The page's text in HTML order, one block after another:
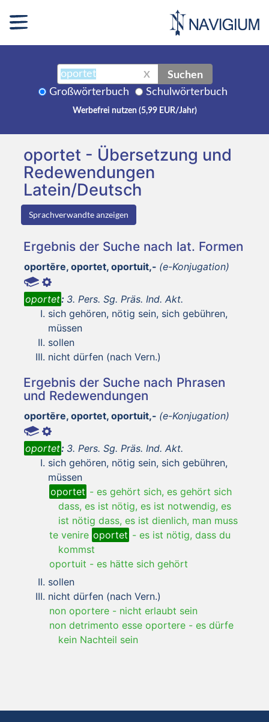
X Suchen
Großwörterbuch Schulwörterbuch
Werbefrei nutzen (5,99 EUR/Jahr)
oportet - Übersetzung und
Redewendungen
Latein/Deutsch
Sprachverwandte anzeigen
Ergebnis der Suche nach lat. Formen
oportēre, oportet, oportuit,- (e-Konjugation)
oportet: 3. Pers. Sg. Präs. Ind. Akt.
sich gehören, nötig sein, sich gebühren,
müssen
sollen
nicht dürfen (nach Vern.)
Ergebnis der Suche nach Phrasen
und Redewendungen
oportēre, oportet, oportuit,- (e-Konjugation)
oportet: 3. Pers. Sg. Präs. Ind. Akt.
sich gehören, nötig sein, sich gebühren,
müssen
oportet - es gehört sich, es gehört sich
dass, es ist nötig, es ist notwendig, es
ist nötig dass, es ist dienlich, man muss
te venire oportet - es ist nötig, dass du
kommst
oportuit - es hätte sich gehört
sollen
nicht dürfen (nach Vern.)
non oportere - nicht erlaubt sein
non detrimento esse oportere - es dürfe
kein Nachteil sein